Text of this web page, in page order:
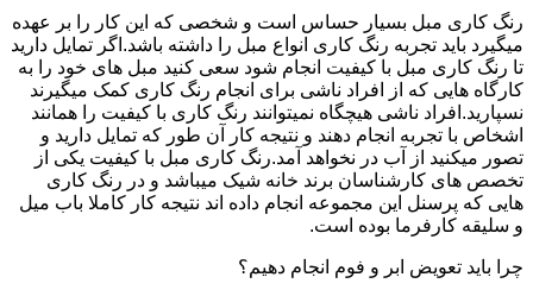
رنگ کاری مبل بسیار حساس است و شخصی که این کار را بر عهده
میگیرد باید تجربه رنگ کاری انواع مبل را داشته باشد.اگر تمایل دارید
تا رنگ کاری مبل با کیفیت انجام شود سعی کنید مبل های خود را به
کارگاه هایی که از افراد ناشی برای انجام رنگ کاری کمک میگیرند
نسپارید.افراد ناشی هیچگاه نمیتوانند رنگ کاری با کیفیت را همانند
اشخاص با تجربه انجام دهند و نتیجه کار آن طور که تمایل دارید و
تصور میکنید از آب در نخواهد آمد.رنگ کاری مبل با کیفیت یکی از
تخصص های کارشناسان برند خانه شیک میباشد و در رنگ کاری
هایی که پرسنل این مجموعه انجام داده اند نتیجه کار کاملا باب میل
و سلیقه کارفرما بوده است.
چرا باید تعویض ابر و فوم انجام دهیم؟